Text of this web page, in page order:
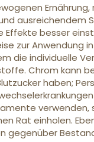
ausreichendem
Effekte besser
zur Anwendung
die individuelle
Chrom kann
haben;
verwenden,
Rat einholen.
gegenüber